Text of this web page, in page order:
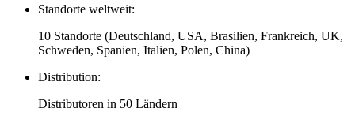
Standorte weltweit:
10 Standorte (Deutschland, USA, Brasilien, Frankreich, UK,
Schweden, Spanien, Italien, Polen, China)
Distribution:
Distributoren in 50 Ländern